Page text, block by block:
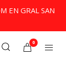
EN GRAL SAN
0